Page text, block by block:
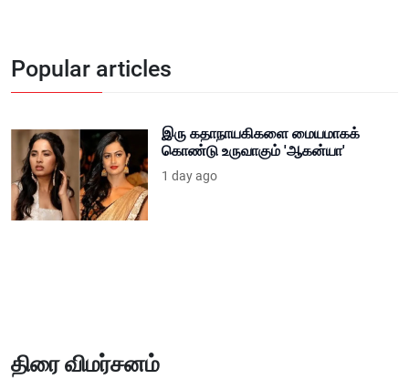
Popular articles
இரு கதாநாயகிகளை மையமாகக்
கொண்டு உருவாகும் 'ஆகன்யா'
1 day ago
திரை விமர்சனம்